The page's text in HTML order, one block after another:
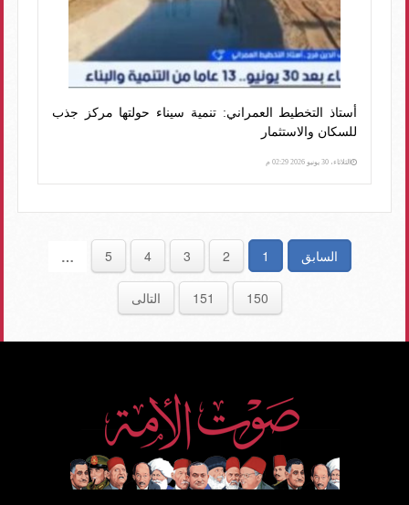
أستاذ التخطيط العمراني: تنمية سيناء حولتها مركز جذب
للسكان والاستثمار
الثلاثاء، 30 يونيو 2026 02:29 م
السابق 1
2
3
4
5
…
150
151 التالى